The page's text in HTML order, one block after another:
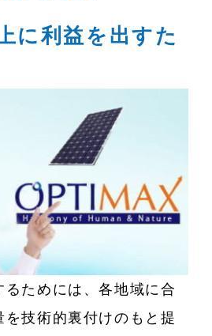
に利益を出すた
ためには、各地域に合
を技術的裏付けのもと提